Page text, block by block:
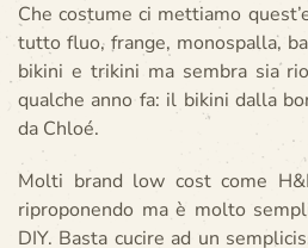
Che costume ci mettiamo
tutto fluo, frange, monospalla,
bikini e trikini ma sembra sia
qualche anno fa: il bikini dalla
da Chloé.
Molti brand low cost come
riproponendo ma è molto
DIY. Basta cucire ad un